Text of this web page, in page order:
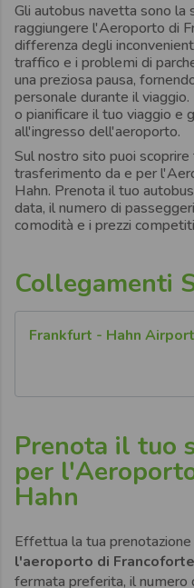
Gli autobus navetta sono la
raggiungere l'Aeroporto di
differenza degli
traffico e i problemi di
una preziosa pausa,
personale durante il
o pianificare il tuo viaggio e
all'ingresso dell'aeroporto.
Sul nostro sito puoi
trasferimento da e per
Hahn. Prenota il tuo
data, il numero di
comodità e i prezzi
Collegamenti
Frankfurt - Hahn Airport
Prenota il tuo
per
Hahn
Effettua la tua
l'aeroporto di
fermata preferita, il numero